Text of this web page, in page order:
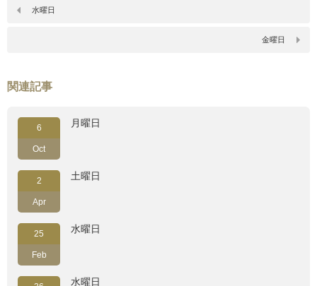
水曜日
金曜日
関連記事
6
Oct
月曜日
2
Apr
土曜日
25
Feb
水曜日
水曜日